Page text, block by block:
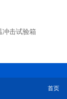
冲击试验箱
首页